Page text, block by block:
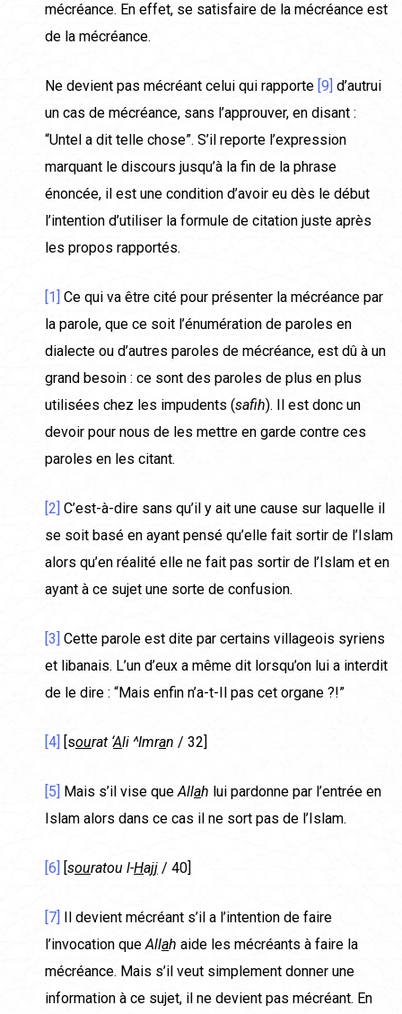
mécréance. En effet, se satisfaire de la mécréance est
de la mécréance.
Ne devient pas mécréant celui qui rapporte [9] d’autrui
un cas de mécréance, sans l’approuver, en disant :
“Untel a dit telle chose”. S’il reporte l’expression
marquant le discours jusqu’à la fin de la phrase
énoncée, il est une condition d’avoir eu dès le début
l’intention d’utiliser la formule de citation juste après
les propos rapportés.
[1] Ce qui va être cité pour présenter la mécréance par
la parole, que ce soit l’énumération de paroles en
dialecte ou d’autres paroles de mécréance, est dû à un
grand besoin : ce sont des paroles de plus en plus
utilisées chez les impudents (safh). Il est donc un
devoir pour nous de les mettre en garde contre ces
paroles en les citant.
[2] C’est-à-dire sans qu’il y ait une cause sur laquelle il
se soit basé en ayant pensé qu’elle fait sortir de l’Islam
alors qu’en réalité elle ne fait pas sortir de l’Islam et en
ayant à ce sujet une sorte de confusion.
[3] Cette parole est dite par certains villageois syriens
et libanais. L’un d’eux a même dit lorsqu’on lui a interdit
de le dire : “Mais enfin n’a-t-Il pas cet organe ?!”
[4] [sourat ‘Ali ^Imran / 32]
[5] Mais s’il vise queAllah lui pardonne par l’entrée en
Islam alors dans ce cas il ne sort pas de l’Islam.
[6] [souratou l-Hajj / 40]
[7] Il devient mécréant s’il a l’intention de faire
l’invocation queAllah aide les mécréants à faire la
mécréance. Mais s’il veut simplement donner une
information à ce sujet, il ne devient pas mécréant. En